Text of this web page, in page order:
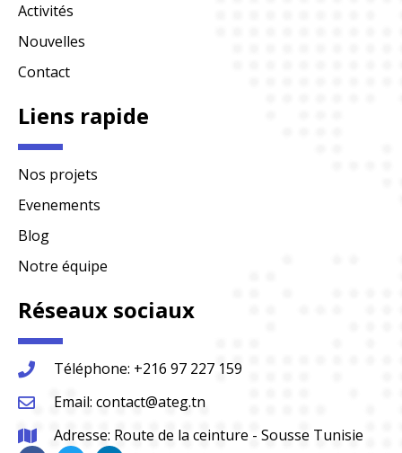
Activités
Nouvelles
Contact
Liens rapide
Nos projets
Evenements
Blog
Notre équipe
Réseaux sociaux
Téléphone: +216 97 227 159
Email: contact@ateg.tn
Adresse: Route de la ceinture - Sousse Tunisie